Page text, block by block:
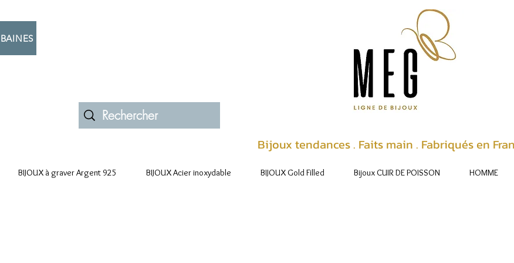
Bijoux tendances . Faits main . Fabriqués en
BIJOUX à graver Argent 925 BIJOUX Acier inoxydable BIJOUX Gold Filled Bijoux CUIR DE POISSON HOMME